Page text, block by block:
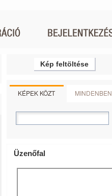
Kép feltöltése
KÉPEK KÖZT MINDENBEN
Üzenőfal